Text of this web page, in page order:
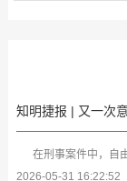
知明捷报 | 又一次
在刑事案件中，自由
保候审”犹如黑暗中的
2026-05-31 16:22:52